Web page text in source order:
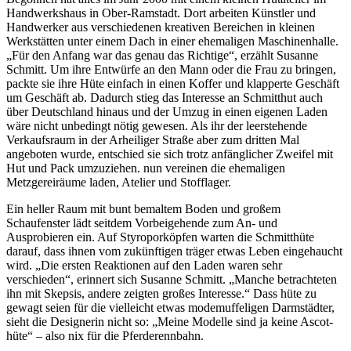
Handwerkshaus in Ober-Ramstadt. Dort arbeiten Künstler und
Handwerker aus verschiedenen kreativen Bereichen in kleinen
Werkstätten unter einem Dach in einer ehemaligen Maschinenhalle.
„Für den Anfang war das genau das Richtige“, erzählt Susanne
Schmitt. Um ihre Entwürfe an den Mann oder die Frau zu bringen,
packte sie ihre Hüte einfach in einen Koffer und klapperte Geschäft
um Geschäft ab. Dadurch stieg das Interesse an Schmitthut auch
über Deutschland hinaus und der Umzug in einen eigenen Laden
wäre nicht unbedingt nötig gewesen. Als ihr der leerstehende
Verkaufsraum in der Arheiliger Straße aber zum dritten Mal
angeboten wurde, entschied sie sich trotz anfänglicher Zweifel mit
Hut und Pack umzuziehen. nun vereinen die ehemaligen
Metzgereiräume laden, Atelier und Stofflager.
Ein heller Raum mit bunt bemaltem Boden und großem
Schaufenster lädt seitdem Vorbeigehende zum An- und
Ausprobieren ein. Auf Styroporköpfen warten die Schmitthüte
darauf, dass ihnen vom zukünftigen träger etwas Leben eingehaucht
wird. „Die ersten Reaktionen auf den Laden waren sehr
verschieden“, erinnert sich Susanne Schmitt. „Manche betrachteten
ihn mit Skepsis, andere zeigten großes Interesse.“ Dass hüte zu
gewagt seien für die vielleicht etwas modemuffeligen Darmstädter,
sieht die Designerin nicht so: „Meine Modelle sind ja keine Ascot-
hüte“ – also nix für die Pferderennbahn.